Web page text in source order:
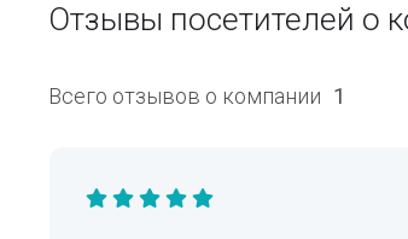
Отзывы посетителей о
Всего отзывов о компании 1